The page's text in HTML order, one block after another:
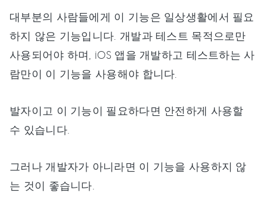
대부분의 사람들에게 이 기능은 일상생활에서 필요
하지 않은 기능입니다. 개발과 테스트 목적으로만
사용되어야 하며, iOS 앱을 개발하고 테스트하는 사
람만이 이 기능을 사용해야 합니다.
발자이고 이 기능이 필요하다면 안전하게 사용할
수 있습니다.
그러나 개발자가 아니라면 이 기능을 사용하지 않
는 것이 좋습니다.